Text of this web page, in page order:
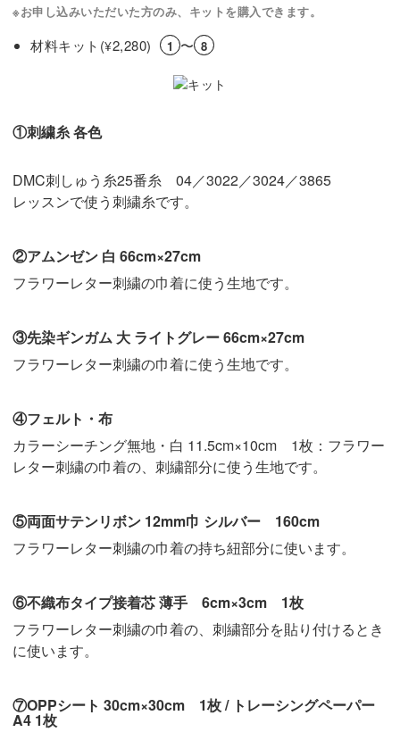
※お申し込みいただいた方のみ、キットを購入できます。
材料キット(¥2,280) 1 〜 8
①刺繍糸 各色
DMC刺しゅう糸25番糸 04／3022／3024／3865
レッスンで使う刺繍糸です。
②アムンゼン 白 66cm×27cm
フラワーレター刺繍の巾着に使う生地です。
③先染ギンガム 大 ライトグレー 66cm×27cm
フラワーレター刺繍の巾着に使う生地です。
④フェルト・布
カラーシーチング無地・白 11.5cm×10cm 1枚：フラワー
レター刺繍の巾着の、刺繍部分に使う生地です。
⑤両面サテンリボン 12mm巾 シルバー 160cm
フラワーレター刺繍の巾着の持ち紐部分に使います。
⑥不織布タイプ接着芯 薄手 6cm×3cm 1枚
フラワーレター刺繍の巾着の、刺繍部分を貼り付けるとき
に使います。
⑦OPPシート 30cm×30cm 1枚 / トレーシングペーパー
A4 1枚